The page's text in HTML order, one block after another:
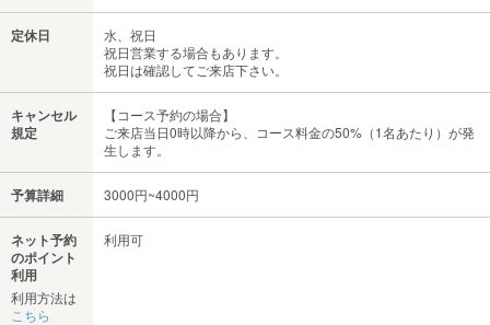
定休日
水、祝日
祝日営業する場合もあります。
祝日は確認してご来店下さい。
キャンセル
規定
【コース予約の場合】
ご来店当日0時以降から、コース料金の50%（1名あたり）が発
生します。
予算詳細 3000円~4000円
ネット予約
のポイント
利用
利用方法は
こちら
利用可